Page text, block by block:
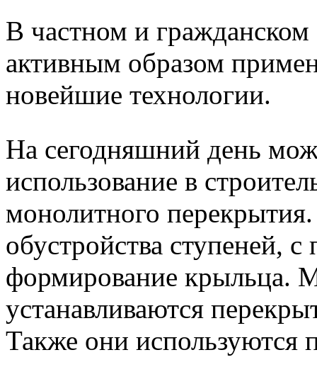
В частном и гражданском
активным образом
новейшие технологии.
На сегодняшний день
использование в
монолитного
обустройства ступеней,
формирование крыльца.
устанавливаются
Также они